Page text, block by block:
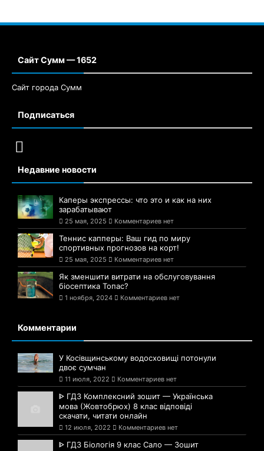
Сайт Сумм — 1652
Сайт города Сумм
Подписаться
Недавние новости
Каперы экспрессы: что это и как на них
зарабатывают
25 мая, 2025 Комментариев нет
Теннис капперы: Ваш гид по миру
спортивных прогнозов на корт!
25 мая, 2025 Комментариев нет
Як зменшити витрати на обслуговування
біосептика Топас?
1 ноября, 2024 Комментариев нет
Комментарии
У Косівщинському водосховищі потонули
двоє сумчан
11 июля, 2022 Комментариев нет
ᐈ ГДЗ Комплексний зошит — Українська
мова (Жовтобрюх) 8 клас відповіді
скачати, читати онлайн
12 июля, 2022 Комментариев нет
ᐈ ГДЗ Біологія 9 клас Сало — Зошит